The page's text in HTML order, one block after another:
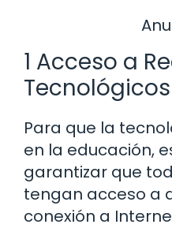
1 Acceso a
Tecnológicos
Para que la
en la educación,
garantizar que
tengan acceso a
conexión a